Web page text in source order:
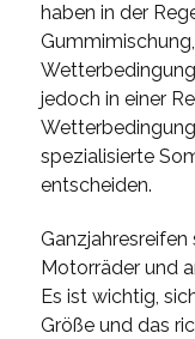
haben in der
jedoch in einer
spezialisierte
entscheiden.
Motorräder und
Es ist wichtig,
Größe und das